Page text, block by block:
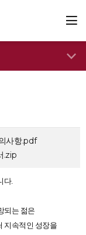
사항.pdf
.zip
다.
되는 젊은
지속적인 성장을